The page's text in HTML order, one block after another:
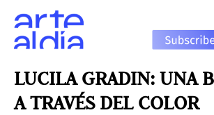
LUCILA GRADIN: UNA
A TRAVÉS DEL COLOR